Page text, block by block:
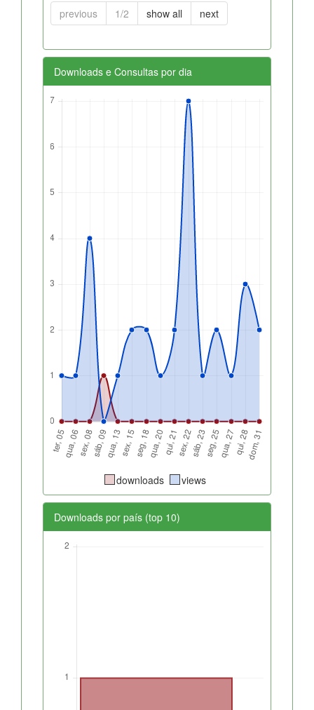
previous 1/2 show all next
Downloads e Consultas por dia
downloads views
Downloads por país (top 10)